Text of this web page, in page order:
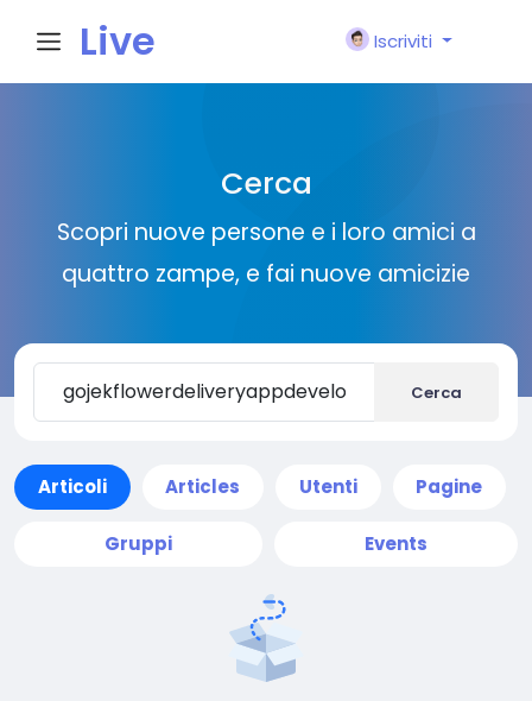
Live
Iscriviti
Cerca
Scopri nuove persone e i loro amici a
quattro zampe, e fai nuove amicizie
Cerca
Articoli Articles Utenti Pagine
Gruppi Events